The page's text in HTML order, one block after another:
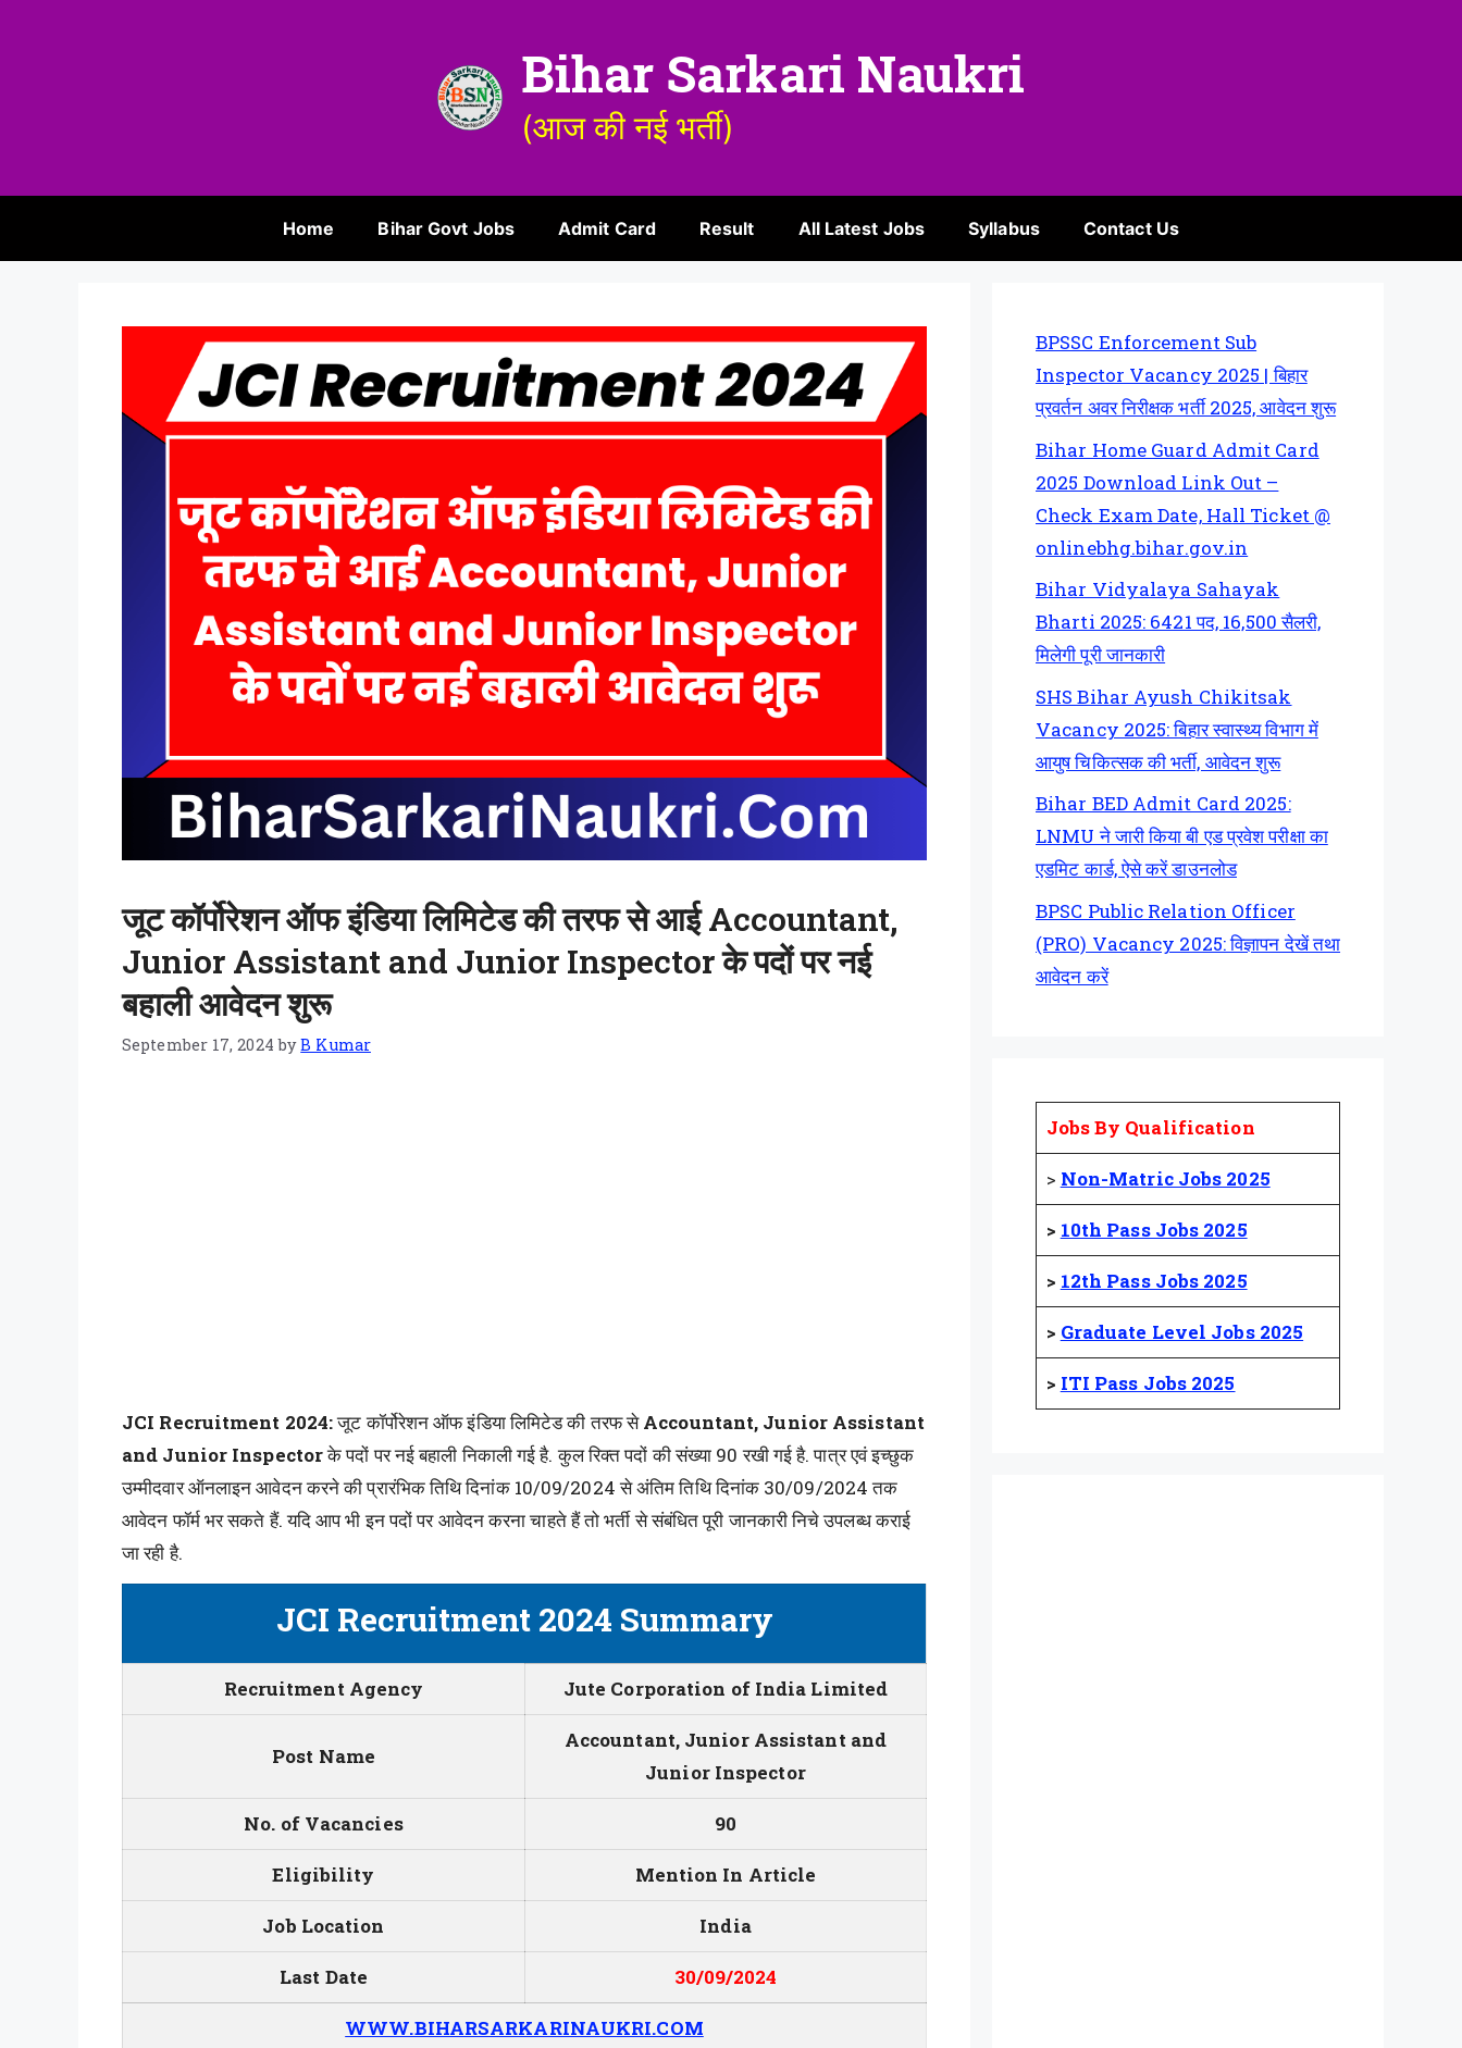
Bihar Sarkari Naukri
(आज की नई भर्ती)
Home Bihar Govt Jobs Admit Card Result All Latest Jobs Syllabus Contact Us
जूट कॉर्पोरेशन ऑफ इंडिया लिमिटेड की तरफ से आई Accountant,
Junior Assistant and Junior Inspector के पदों पर नई
बहाली आवेदन शुरू
September 17, 2024 byB Kumar
JCI Recruitment 2024:जूट कॉर्पोरेशन ऑफ इंडिया लिमिटेड की तरफ सेAccountant, Junior Assistant
and Junior Inspectorके पदों पर नई बहाली निकाली गई है. कुल रिक्त पदों की संख्या 90 रखी गई है. पात्र एवं इच्छुक
उम्मीदवार ऑनलाइन आवेदन करने की प्रारंभिक तिथि दिनांक 10/09/2024 से अंतिम तिथि दिनांक 30/09/2024 तक
आवेदन फॉर्म भर सकते हैं. यदि आप भी इन पदों पर आवेदन करना चाहते हैं तो भर्ती से संबंधित पूरी जानकारी निचे उपलब्ध कराई
जा रही है.
JCI Recruitment 2024 Summary
Recruitment Agency Jute Corporation of India Limited
Post Name
Accountant, Junior Assistant and
Junior Inspector
No. of Vacancies 90
Eligibility Mention In Article
Job Location India
Last Date 30/09/2024
WWW.BIHARSARKARINAUKRI.COM
BPSSC Enforcement Sub
Inspector Vacancy 2025 | बिहार
प्रवर्तन अवर निरीक्षक भर्ती 2025, आवेदन शुरू
Bihar Home Guard Admit Card
2025 Download Link Out –
Check Exam Date, Hall Ticket @
onlinebhg.bihar.gov.in
Bihar Vidyalaya Sahayak
Bharti 2025: 6421 पद, 16,500 सैलरी,
मिलेगी पूरी जानकारी
SHS Bihar Ayush Chikitsak
Vacancy 2025: बिहार स्वास्थ्य विभाग में
आयुष चिकित्सक की भर्ती, आवेदन शुरू
Bihar BED Admit Card 2025:
LNMU ने जारी किया बी एड प्रवेश परीक्षा का
एडमिट कार्ड, ऐसे करें डाउनलोड
BPSC Public Relation Officer
(PRO) Vacancy 2025: विज्ञापन देखें तथा
आवेदन करें
Jobs By Qualification
> Non-Matric Jobs 2025
> 10th Pass Jobs 2025
> 12th Pass Jobs 2025
> Graduate Level Jobs 2025
> ITI Pass Jobs 2025